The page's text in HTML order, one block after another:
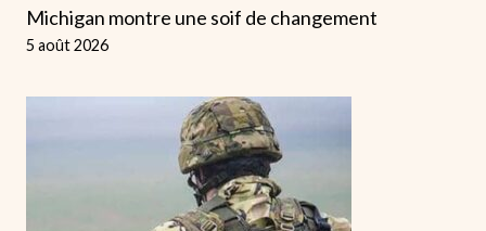
Michigan montre une soif de changement
5 août 2026